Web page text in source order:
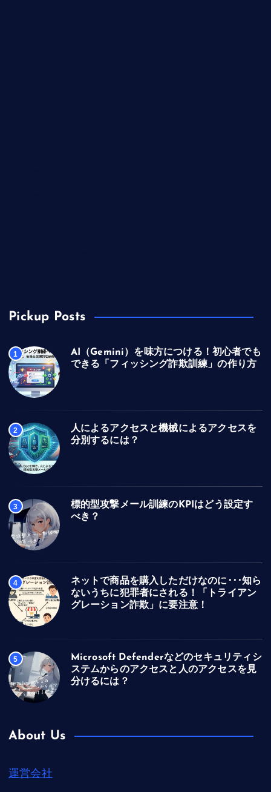
Pickup Posts
1
AI（Gemini）を味方につける！初心者でも
できる「フィッシング詐欺訓練」の作り方
2
人によるアクセスと機械によるアクセスを
分別するには？
3
標的型攻撃メール訓練のKPIはどう設定す
べき？
4
ネットで商品を購入しただけなのに･･･知ら
ないうちに犯罪者にされる！「トライアン
グレーション詐欺」に要注意！
5
Microsoft Defenderなどのセキュリティシ
ステムからのアクセスと人のアクセスを見
分けるには？
About Us
運営会社